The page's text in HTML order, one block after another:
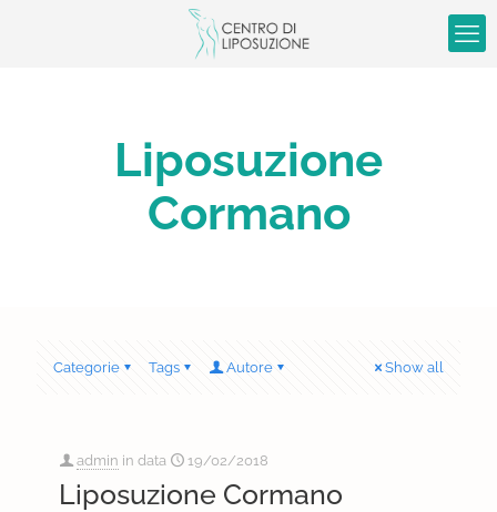
Liposuzione
Cormano
Categorie Tags Autore Show all
admin in data 19/02/2018
Liposuzione Cormano